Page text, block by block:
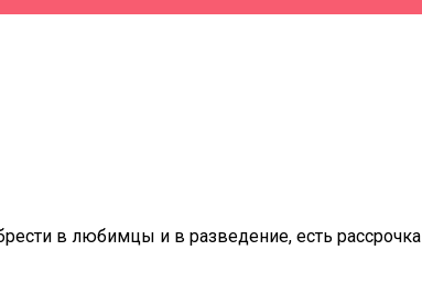
в любимцы и в разведение, есть рассрочка